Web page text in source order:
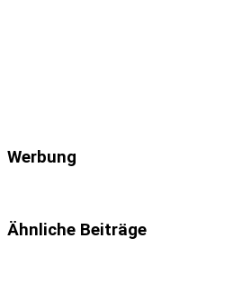
Werbung
Ähnliche Beiträge